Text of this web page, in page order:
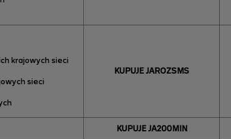
krajowych sieci
sieci
KUPUJE JAROZSMS
KUPUJE JA200MIN